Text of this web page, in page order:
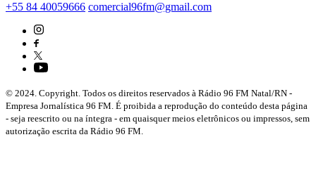
+55 84 40059666 comercial96fm@gmail.com
© 2024. Copyright. Todos os direitos reservados à Rádio 96 FM Natal/RN -
Empresa Jornalística 96 FM. É proibida a reprodução do conteúdo desta página
- seja reescrito ou na íntegra - em quaisquer meios eletrônicos ou impressos, sem
autorização escrita da Rádio 96 FM.